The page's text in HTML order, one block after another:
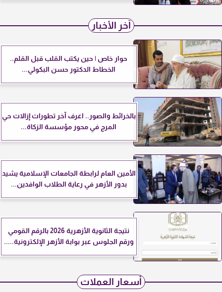
آخر الأخبار
حوار خاص | حين يكتب القلب قبل القلم..
الخطاط الدكتور حسن البكولي...
بالخرائط والصور.. اعرف آخر تطورات إزالات حي
المرج في محور مؤسسة الزكاة...
الأمين العام لرابطة الجامعات الإسلامية يشيد
بدور الأزهر في رعاية الطلاب الوافدين...
نتيجة الثانوية الأزهرية 2026 بالرقم القومي
ورقم الجلوس عبر بوابة الأزهر الإلكترونية.....
أسعار العملات